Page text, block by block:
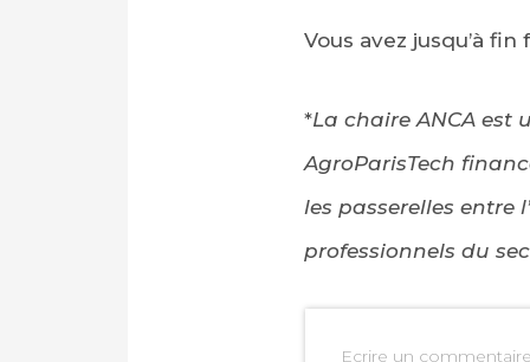
Vous avez jusqu’à
*La chaire ANCA est
AgroParisTech
les passerelles entre
professionnels du
Ecrire un commentaire